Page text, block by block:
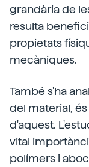
grandària de
resulta
propietats
mecàniques.
També s'ha
del material,
d'aquest.
vital
polímers i